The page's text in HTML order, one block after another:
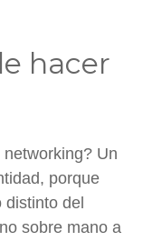
hacer
networking? Un
porque
distinto del
sobre mano a